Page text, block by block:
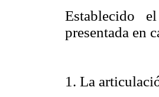
Establecido
presentada en
1. La